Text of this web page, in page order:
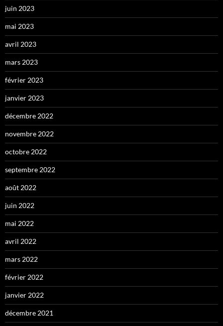
juin 2023
mai 2023
avril 2023
mars 2023
février 2023
janvier 2023
décembre 2022
novembre 2022
octobre 2022
septembre 2022
août 2022
juin 2022
mai 2022
avril 2022
mars 2022
février 2022
janvier 2022
décembre 2021